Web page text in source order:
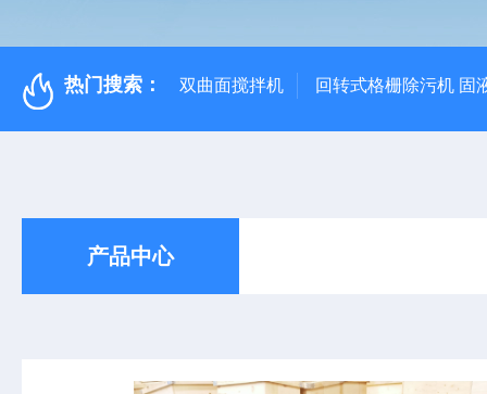
热门搜索： 双曲面搅拌机 回转式格栅除污机 固
产品中心